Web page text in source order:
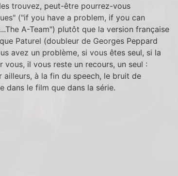
trouvez, peut-être pourrez-vous
("if you have a problem, if you can
A-Team") plutôt que la version française
Paturel (doubleur de Georges Peppard
avez un problème, si vous êtes seul, si la
vous, il vous reste un recours, un seul :
ailleurs, à la fin du speech, le bruit de
dans le film que dans la série.